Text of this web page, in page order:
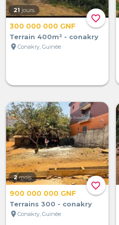
favorite_border
21 jours
300 000 000 GNF
Terrain 400m² - conakry
location_on Conakry, Guinée
favorite_border
2 mois
900 000 000 GNF
Terrains 300 - conakry
location_on Conakry, Guinée